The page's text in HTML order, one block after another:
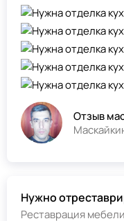
Отзыв
Нужно
Реставрация мебели